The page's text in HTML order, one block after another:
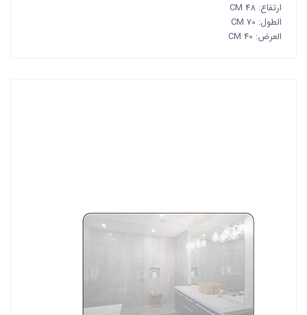
ارتفاع: 48 CM
الطول: 70 CM
العرض: 40 CM